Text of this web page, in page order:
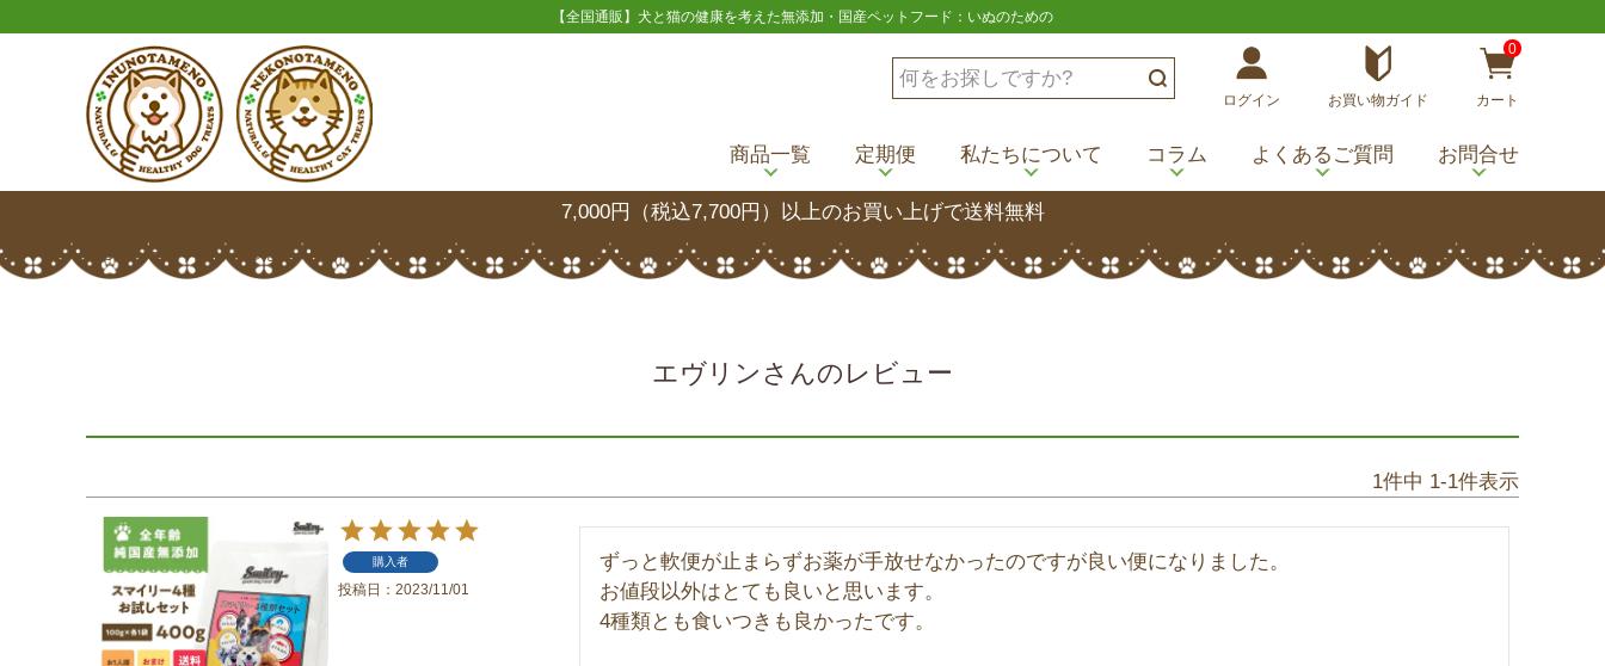
【全国通販】犬と猫の健康を考えた無添加・国産ペットフード：いぬのための
ログイン お買い物ガイド
0
カート
商品一覧 定期便 私たちについて コラム よくあるご質問 お問合せ
7,000円（税込7,700円）以上のお買い上げで送料無料
HOME エヴリンさんのレビュー
エヴリンさんのレビュー
1件中 1-1件表示
購入者
投稿日 2023/11/01
ずっと軟便が止まらずお薬が手放せなかったのですが良い便になりました。
お値段以外はとても良いと思います。
4種類とも食いつきも良かったです。